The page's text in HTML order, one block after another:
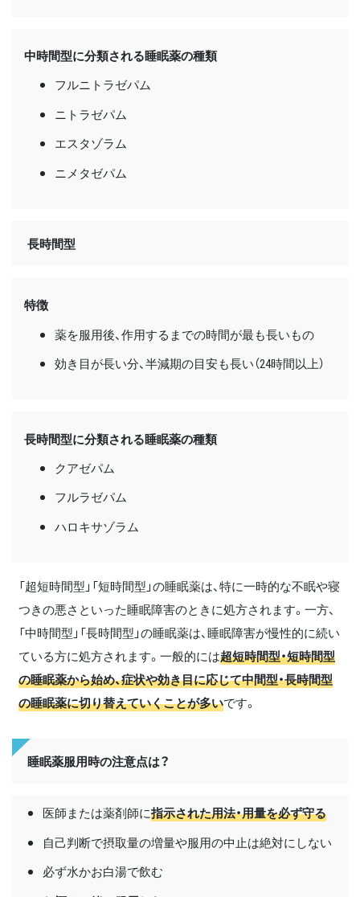
中時間型に分類される睡眠薬の種類
フルニトラゼパム
ニトラゼパム
エスタゾラム
ニメタゼパム
長時間型
特徴
薬を服用後、作用するまでの時間が最も長いもの
効き目が長い分、半減期の目安も長い（24時間以上）
長時間型に分類される睡眠薬の種類
クアゼパム
フルラゼパム
ハロキサゾラム
「超短時間型」「短時間型」の睡眠薬は、特に一時的な不眠や寝
つきの悪さといった睡眠障害のときに処方されます。一方、
「中時間型」「長時間型」の睡眠薬は、睡眠障害が慢性的に続い
ている方に処方されます。一般的には超短時間型・短時間型
の睡眠薬から始め、症状や効き目に応じて中間型・長時間型
の睡眠薬に切り替えていくことが多いです。
睡眠薬服用時の注意点は？
医師または薬剤師に指示された用法・用量を必ず守る
自己判断で摂取量の増量や服用の中止は絶対にしない
必ず水かお白湯で飲む